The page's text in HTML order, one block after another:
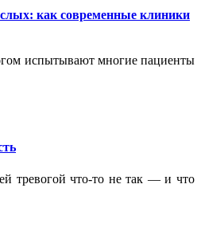
как современные клиники
испытывают многие пациенты
тревогой что-то не так — и что